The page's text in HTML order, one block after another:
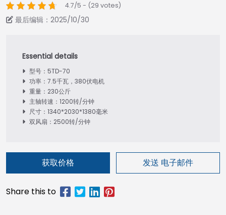
4.7/5 - (29 votes)
最后编辑：2025/10/30
型号：5TD-70
功率：7.5千瓦，380伏电机
重量：230公斤
主轴转速：1200转/分钟
尺寸：1340*2030*1380毫米
双风扇：2500转/分钟
获取价格 发送 电子邮件